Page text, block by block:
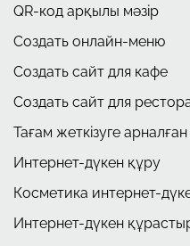
QR-код арқылы мәзір
Создать онлайн-меню
Создать сайт для кафе
Создать сайт для
Тағам жеткізуге
Интернет-дүкен құру
Косметика интернет-
Интернет-дүкен